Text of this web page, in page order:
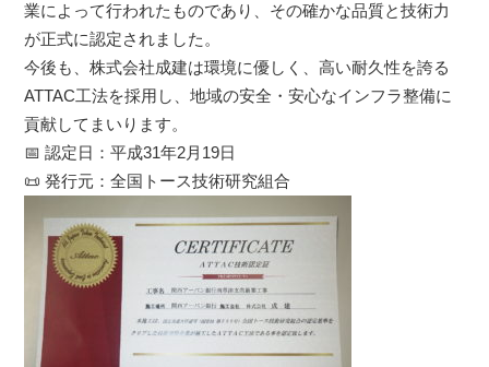
業によって行われたものであり、その確かな品質と技術力
が正式に認定されました。
今後も、株式会社成建は環境に優しく、高い耐久性を誇る
ATTAC工法を採用し、地域の安全・安心なインフラ整備に
貢献してまいります。
📅 認定日：平成31年2月19日
📜 発行元：全国トース技術研究組合